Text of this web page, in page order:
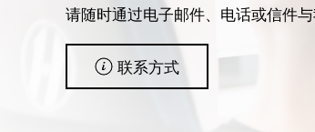
请随时通过电子邮件、电话或信件与
联系方式